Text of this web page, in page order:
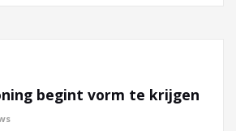
begint vorm te krijgen